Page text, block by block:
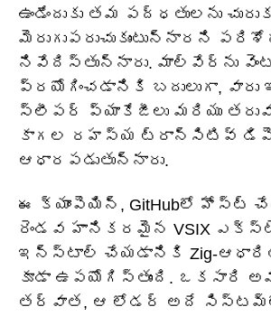
ఉండేందుకు తమ పద్ధతులను
మెరుగుపరుచుకుంటున్నారని
నివేదిస్తున్నారు. మాల్‌వేర్‌ను
ప్రయోగించడానికి బదులుగా, వారు
స్లీపర్ ప్యాకేజీలు మరియు
కాగల రహస్య ట్రాన్సిటివ్
ఆధారపడుతున్నారు.
ఈ క్యాంపెయిన్, GitHubలో హోస్ట్
రెండవ హానికరమైన VSIX
ఇన్‌స్టాల్ చేయడానికి Zig-
కూడా ఉపయోగిస్తుంది. ఒకసారి
తర్వాత, ఆ లోడర్ అదే